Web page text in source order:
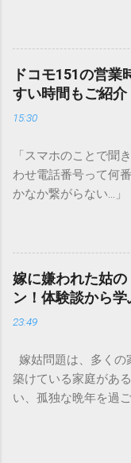
と、実は予期せぬト
一般的な生活排水と
水口へ流すことは環
傷める可能性も高い
墨汁を安全かつ環境
容器を適切に分別す
す）」と「膠（にか
微細かつ独特の粘性
の観点から以下の問
施設であっても、こ
とは容易ではありま
到達し、水質の濁り
ます。 2. 排水管の詰
め、深刻な詰まりを
住宅では配管トラブ
ケースも珍しくあり
やホーロー製のシン
材の隙間に入り込み
ドコモ151の営業
すい時間もご紹介
15:30
「スマホのことで聞
わせ電話番号って何
かなか繋がらない…」
ンフォメーションセ
ね。 でも、「 ドコモ
151は何時から 受付
かなか電話ができな
は、ドコモ151の営業
らには電話がつなが
言うと、ドコモのイ
時間は、 午前9時か
祝日も営業していま
って連絡することが
嫁に嫌われた姑
ン！体験談から学
23:49
嫁姑問題は、多くの
築けている家庭があ
い、孤独な晩年を過
を10パターンご紹介